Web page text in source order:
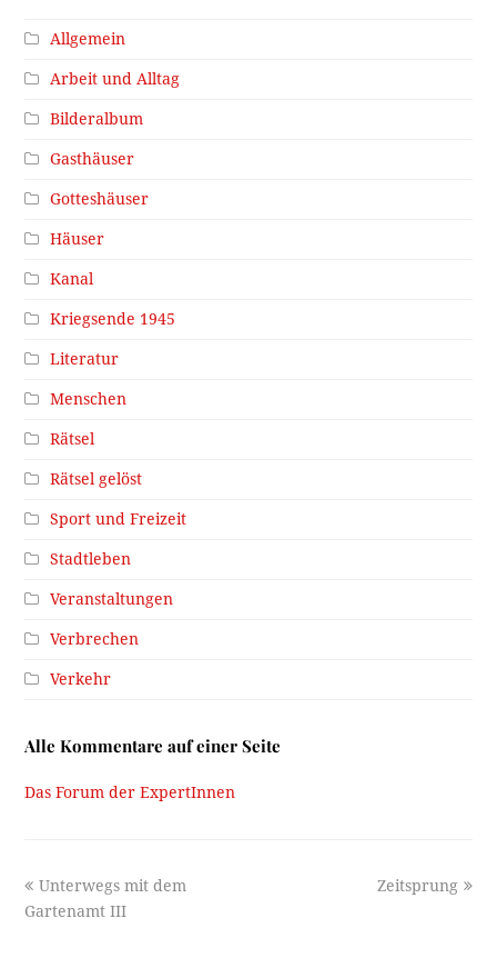
Allgemein
Arbeit und Alltag
Bilderalbum
Gasthäuser
Gotteshäuser
Häuser
Kanal
Kriegsende 1945
Literatur
Menschen
Rätsel
Rätsel gelöst
Sport und Freizeit
Stadtleben
Veranstaltungen
Verbrechen
Verkehr
Alle Kommentare auf einer Seite
Das Forum der ExpertInnen
previous
post:
Unterwegs mit dem
Gartenamt III
next
Zeitsprung